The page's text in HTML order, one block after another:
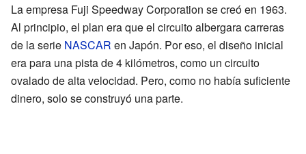
La empresa Fuji Speedway Corporation se creó en 1963.
Al principio, el plan era que el circuito albergara carreras
de la serie NASCAR en Japón. Por eso, el diseño inicial
era para una pista de 4 kilómetros, como un circuito
ovalado de alta velocidad. Pero, como no había suficiente
dinero, solo se construyó una parte.